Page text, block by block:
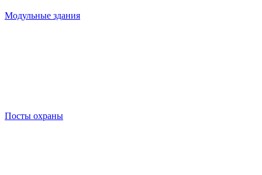
Модульные здания
Посты охраны